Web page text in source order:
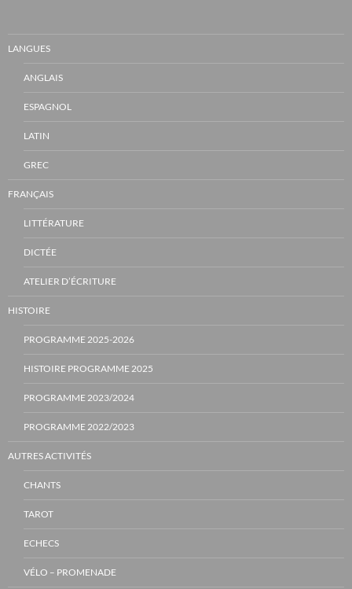
LANGUES
ANGLAIS
ESPAGNOL
LATIN
GREC
FRANÇAIS
LITTÉRATURE
DICTÉE
ATELIER D’ÉCRITURE
HISTOIRE
PROGRAMME 2025-2026
HISTOIRE PROGRAMME 2025
PROGRAMME 2023/2024
PROGRAMME 2022/2023
AUTRES ACTIVITÉS
CHANTS
TAROT
ECHECS
VÉLO – PROMENADE